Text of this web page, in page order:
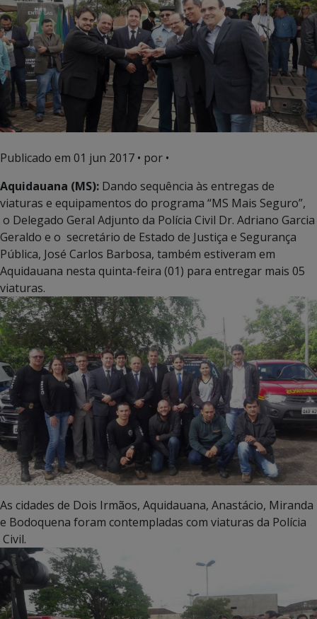
Publicado em 01 jun 2017 • por •
Aquidauana (MS): Dando sequência às entregas de
viaturas e equipamentos do programa “MS Mais Seguro”,
o Delegado Geral Adjunto da Polícia Civil Dr. Adriano Garcia
Geraldo e o secretário de Estado de Justiça e Segurança
Pública, José Carlos Barbosa, também estiveram em
Aquidauana nesta quinta-feira (01) para entregar mais 05
viaturas.
As cidades de Dois Irmãos, Aquidauana, Anastácio, Miranda
e Bodoquena foram contempladas com viaturas da Polícia
Civil.